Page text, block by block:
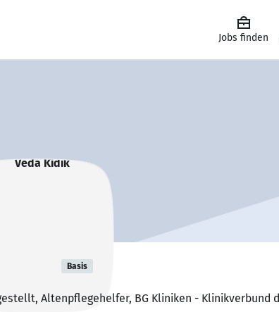
Jobs finden
Kidik Basis
Altenpflegehelfer, BG Kliniken - Klinikverbund